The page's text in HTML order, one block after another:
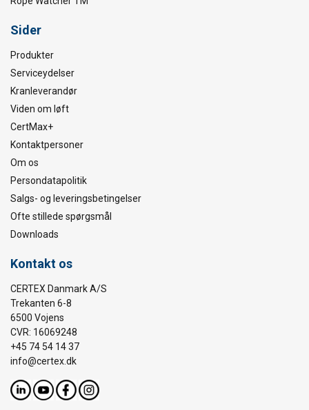
Sider
Produkter
Serviceydelser
Kranleverandør
Viden om løft
CertMax+
Kontaktpersoner
Om os
Persondatapolitik
Salgs- og leveringsbetingelser
Ofte stillede spørgsmål
Downloads
Kontakt os
CERTEX Danmark A/S
Trekanten 6-8
6500 Vojens
CVR: 16069248
+45 74 54 14 37
info@certex.dk